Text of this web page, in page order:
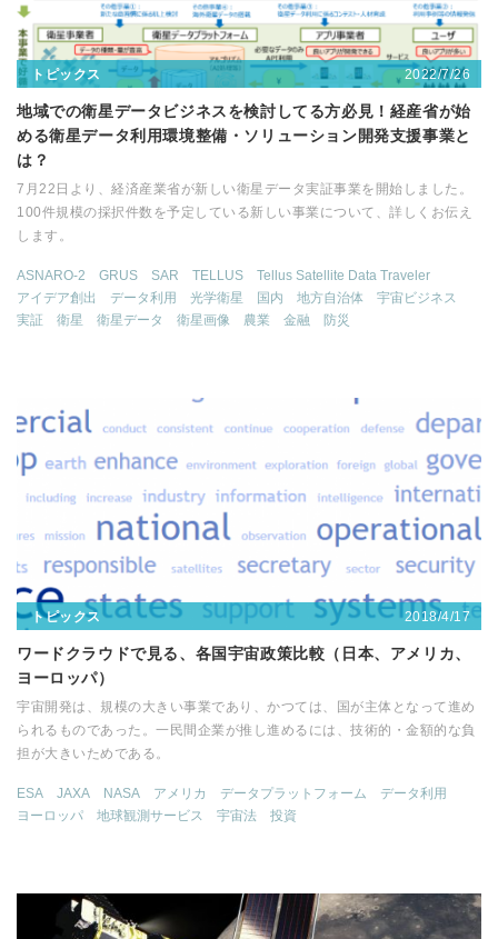
トピックス 2022/7/26
地域での衛星データビジネスを検討してる方必見！経産省が始
める衛星データ利用環境整備・ソリューション開発支援事業と
は？
7月22日より、経済産業省が新しい衛星データ実証事業を開始しました。
100件規模の採択件数を予定している新しい事業について、詳しくお伝え
します。
ASNARO-2 GRUS SAR TELLUS
Tellus Satellite Data Traveler
アイデア創出
データ利用 光学衛星 国内 地方自治体
宇宙ビジネス
実証
衛星 衛星データ 衛星画像 農業 金融 防災
トピックス 2018/4/17
ワードクラウドで見る、各国宇宙政策比較（日本、アメリカ、
ヨーロッパ）
宇宙開発は、規模の大きい事業であり、かつては、国が主体となって進め
られるものであった。一民間企業が推し進めるには、技術的・金額的な負
担が大きいためである。
ESA JAXA NASA アメリカ データプラットフォーム
データ利用
ヨーロッパ
地球観測サービス 宇宙法 投資